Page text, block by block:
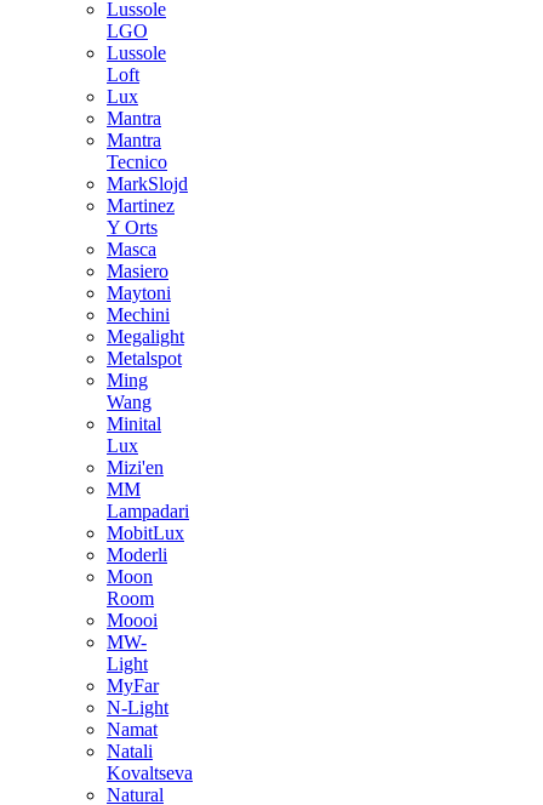
Lussole
LGO
Lussole
Loft
Lux
Mantra
Mantra
Tecnico
MarkSlojd
Martinez
Y Orts
Masca
Masiero
Maytoni
Mechini
Megalight
Metalspot
Ming
Wang
Minital
Lux
Mizi'en
MM
Lampadari
MobitLux
Moderli
Moon
Room
Moooi
MW-
Light
MyFar
N-Light
Namat
Natali
Kovaltseva
Natural